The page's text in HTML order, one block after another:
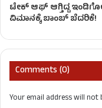
ಟೇಕ್‌ ಆಫ್‌ ಆಗ್ತಿದ್ದ
ವಿಮಾನಕ್ಕೆ ಬಾಂಬ್ ಬೆದರಿಕೆ!
Comments (0)
Your email address will not